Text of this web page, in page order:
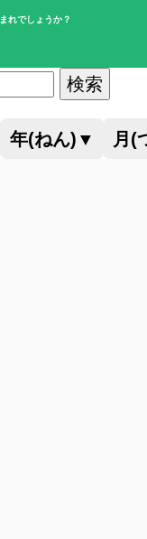
まれでしょうか？
検索
年(ねん) ▼ 月(